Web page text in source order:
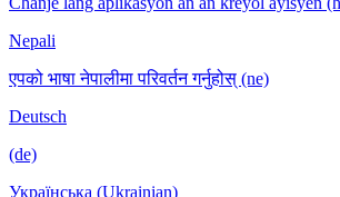
Nepali
एपको भाषा नेपालीमा परिवर्तन गर्नुहोस् (ne)
Deutsch
(de)
Українська (Ukrainian)